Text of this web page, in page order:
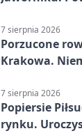
7 sierpnia 2026
Porzucone
Krakowa.
7 sierpnia 2026
Popiersie
rynku.